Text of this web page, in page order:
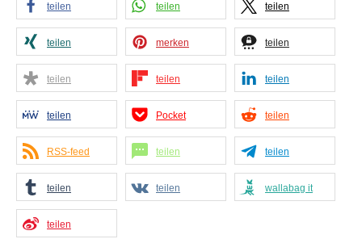
teilen teilen teilen
teilen merken teilen
teilen teilen teilen
teilen Pocket teilen
RSS-feed teilen teilen
teilen teilen wallabag it
teilen